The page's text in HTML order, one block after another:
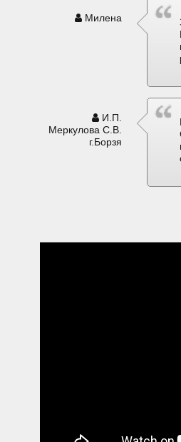
Милена
И.П.
Меркулова С.В.
г.Борзя